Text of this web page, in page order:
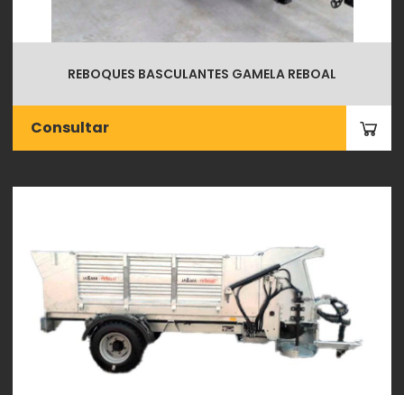
REBOQUES BASCULANTES GAMELA REBOAL
Consultar